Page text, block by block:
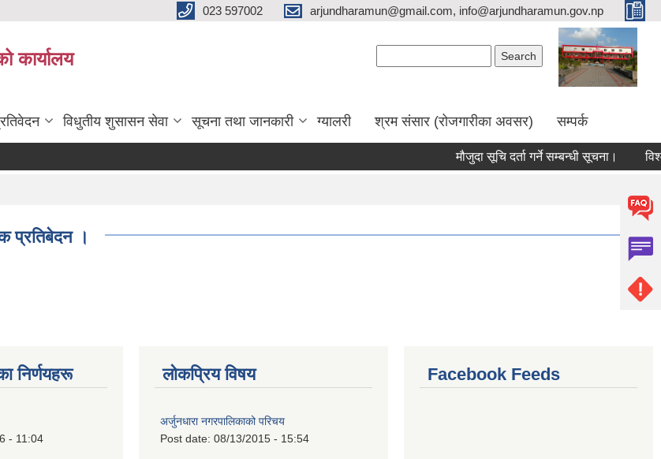
023 597002 arjundharamun@gmail.com, info@arjundharamun.gov.np
कार्यालय
विधुतीय शुसासन सेवा सूचना तथा जानकारी ग्यालरी श्रम संसार (रोजगारीका अवसर) सम्पर्क
मौजुदा सूचि दर्ता गर्ने सम्बन्धी सूचना।
प्रतिबेदन ।
निर्णयहरू
- 11:04
लोकप्रिय विषय
अर्जुनधारा नगरपालिकाको परिचय
Post date: 08/13/2015 - 15:54
Facebook Feeds